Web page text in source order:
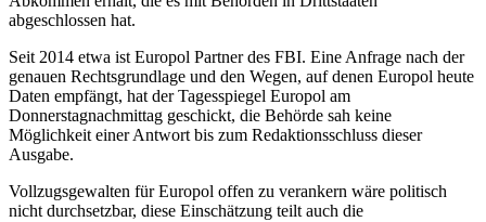
abgeschlossen hat.
Seit 2014 etwa ist Europol Partner des FBI. Eine Anfrage nach der
genauen Rechtsgrundlage und den Wegen, auf denen Europol heute
Daten empfängt, hat der Tagesspiegel Europol am
Donnerstagnachmittag geschickt, die Behörde sah keine
Möglichkeit einer Antwort bis zum Redaktionsschluss dieser
Ausgabe.
Vollzugsgewalten für Europol offen zu verankern wäre politisch
nicht durchsetzbar, diese Einschätzung teilt auch die